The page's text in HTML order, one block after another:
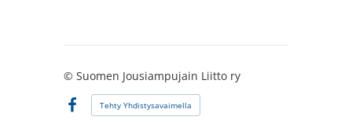
© Suomen Jousiampujain Liitto ry
Facebook
Tehty Yhdistysavaimella